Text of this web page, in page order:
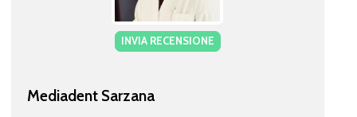
INVIA RECENSIONE
Mediadent Sarzana